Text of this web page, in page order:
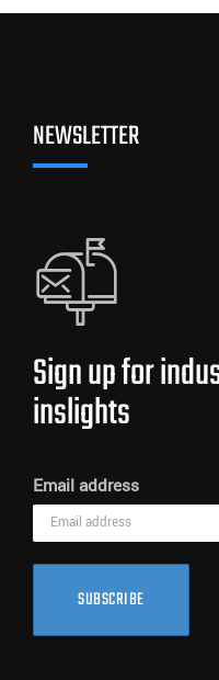
NEWSLETTER
Sign up for
inslights
Email address
SUBSCRIBE